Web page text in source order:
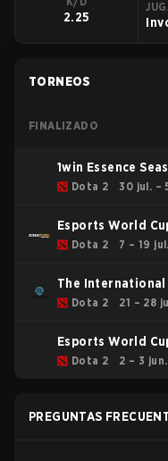
2.25
TORNEOS
FINALIZADO
1win Essence
Dota 2 30 jul. –
Esports World
Dota 2 7 – 19 jul.
The
Dota 2 21 – 28
Esports World
Dota 2 2 – 3 jun.
PREGUNTAS